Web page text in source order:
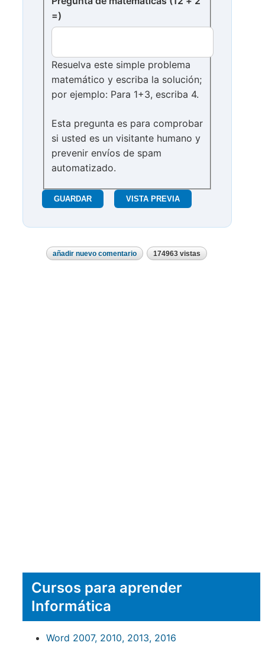
=)
Resuelva este simple problema
matemático y escriba la solución;
por ejemplo: Para 1+3, escriba 4.
Esta pregunta es para comprobar
si usted es un visitante humano y
prevenir envíos de spam
automatizado.
añadir nuevo comentario 174963 vistas
Cursos para aprender
Informática
Word 2007, 2010, 2013, 2016